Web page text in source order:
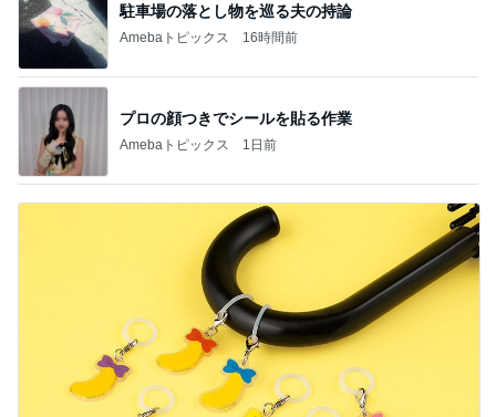
駐車場の落とし物を巡る夫の持論
Amebaトピックス 16時間前
プロの顔つきでシールを貼る作業
Amebaトピックス 1日前